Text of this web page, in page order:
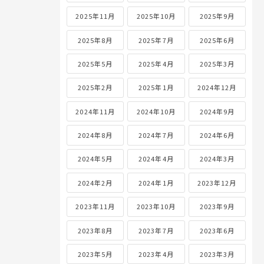
2025年11月 2025年10月 2025年9月
2025年8月 2025年7月 2025年6月
2025年5月 2025年4月 2025年3月
2025年2月 2025年1月 2024年12月
2024年11月 2024年10月 2024年9月
2024年8月 2024年7月 2024年6月
2024年5月 2024年4月 2024年3月
2024年2月 2024年1月 2023年12月
2023年11月 2023年10月 2023年9月
2023年8月 2023年7月 2023年6月
2023年5月 2023年4月 2023年3月